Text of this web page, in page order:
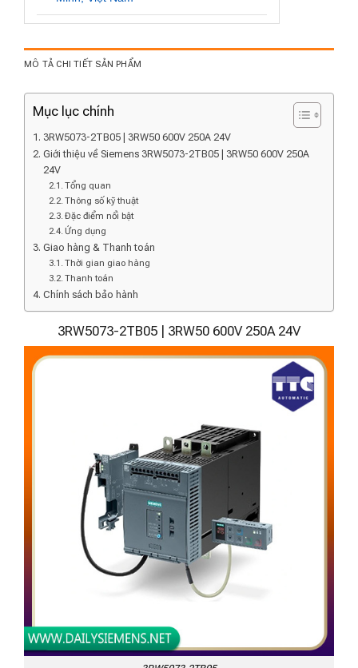
MÔ TẢ CHI TIẾT SẢN PHẨM
Mục lục chính
3RW5073-2TB05 | 3RW50 600V 250A 24V
Giới thiệu về Siemens 3RW5073-2TB05 | 3RW50 600V 250A
24V
Tổng quan
Thông số kỹ thuật
Đặc điểm nổi bật
Ứng dụng
Giao hàng & Thanh toán
Thời gian giao hàng
Thanh toán
Chính sách bảo hành
3RW5073-2TB05 | 3RW50 600V 250A 24V